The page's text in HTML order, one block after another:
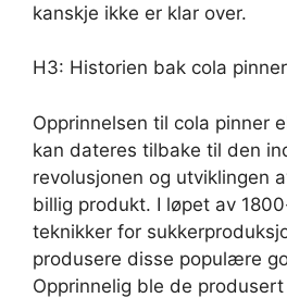
kanskje ikke er klar over.
H3: Historien bak cola pinner
Opprinnelsen til cola pinner
kan dateres tilbake til den
revolusjonen og utviklingen
billig produkt. I løpet av
teknikker for
produsere disse populære
Opprinnelig ble de